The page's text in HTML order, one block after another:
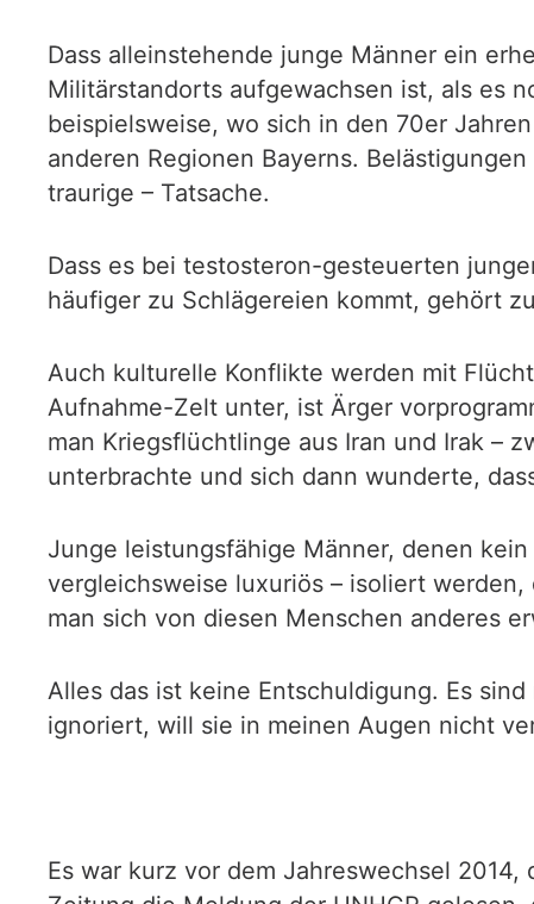
Dass alleinstehende junge Männer ein
Militärstandorts aufgewachsen ist, als es
beispielsweise, wo sich in den 70er
anderen Regionen Bayerns.
traurige – Tatsache.
Dass es bei testosteron-gesteuerten
häufiger zu Schlägereien kommt, gehört
Auch kulturelle Konflikte werden mit
Aufnahme-Zelt unter, ist Ärger
man Kriegsflüchtlinge aus Iran und Irak –
unterbrachte und sich dann wunderte,
Junge leistungsfähige Männer, denen
vergleichsweise luxuriös – isoliert
man sich von diesen Menschen anderes
Alles das ist keine Entschuldigung. Es
ignoriert, will sie in meinen Augen nicht
Es war kurz vor dem Jahreswechsel